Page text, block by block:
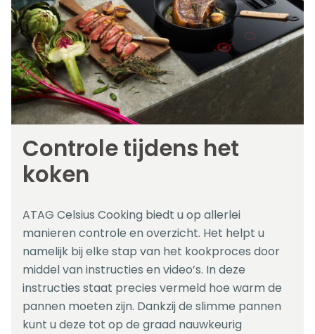
Controle tijdens het
koken
ATAG Celsius Cooking biedt u op allerlei
manieren controle en overzicht. Het helpt u
namelijk bij elke stap van het kookproces door
middel van instructies en video’s. In deze
instructies staat precies vermeld hoe warm de
pannen moeten zijn. Dankzij de slimme pannen
kunt u deze tot op de graad nauwkeurig